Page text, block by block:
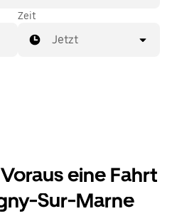
Zeit
Jetzt
eine Fahrt
Sur-Marne